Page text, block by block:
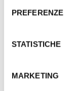
PREFERENZE
STATISTICHE
MARKETING
INDA
Inda portasapone